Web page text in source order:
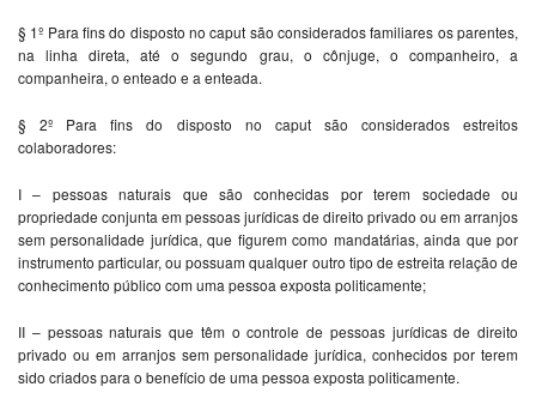
§ 1º Para fins do disposto no caput são considerados familiares os parentes,
na linha direta, até o segundo grau, o cônjuge, o companheiro, a
companheira, o enteado e a enteada.
§ 2º Para fins do disposto no caput são considerados estreitos
colaboradores:
I – pessoas naturais que são conhecidas por terem sociedade ou
propriedade conjunta em pessoas jurídicas de direito privado ou em arranjos
sem personalidade jurídica, que figurem como mandatárias, ainda que por
instrumento particular, ou possuam qualquer outro tipo de estreita relação de
conhecimento público com uma pessoa exposta politicamente;
II – pessoas naturais que têm o controle de pessoas jurídicas de direito
privado ou em arranjos sem personalidade jurídica, conhecidos por terem
sido criados para o benefício de uma pessoa exposta politicamente.